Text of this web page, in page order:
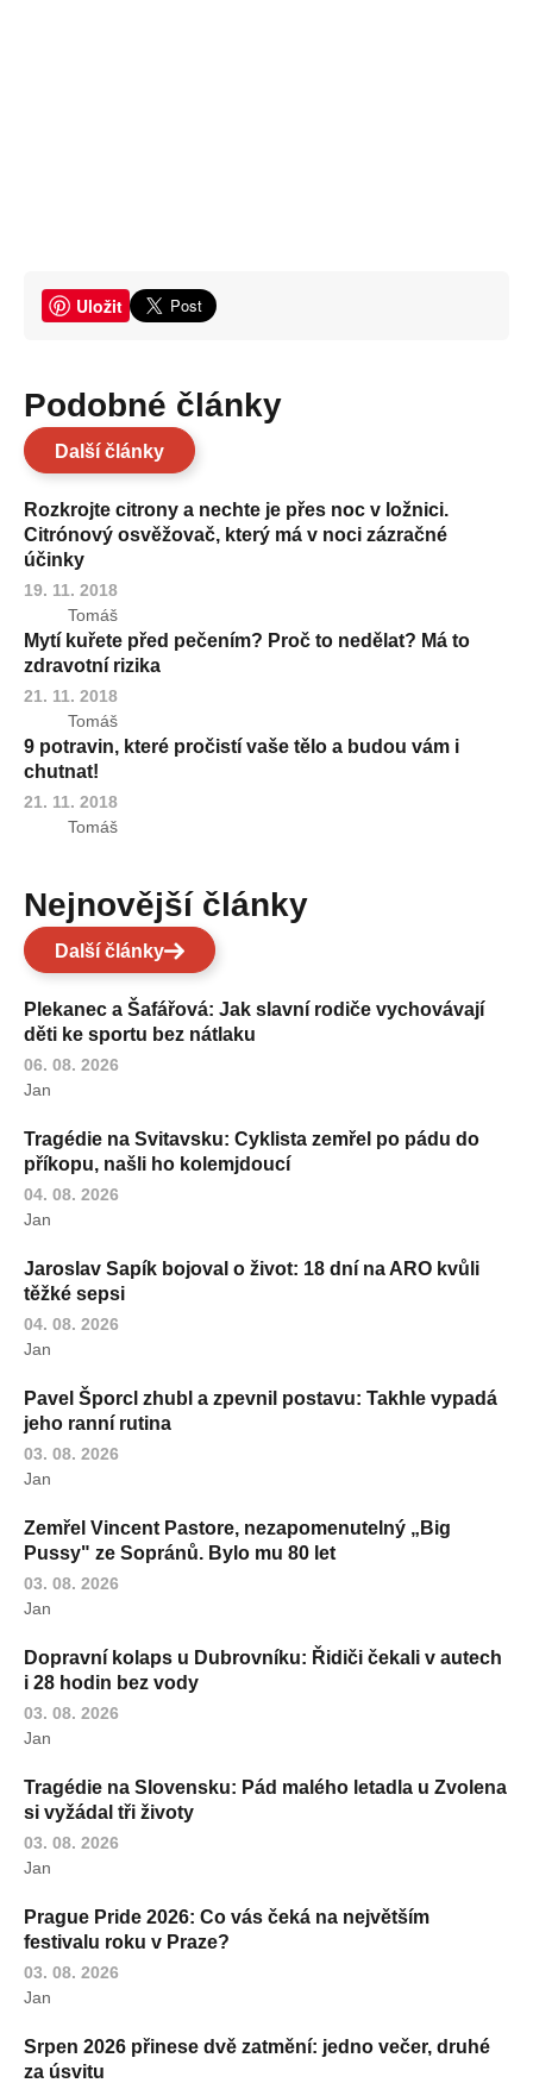
Uložit
Podobné články
Další články
Rozkrojte citrony a nechte je přes noc v ložnici.
Citrónový osvěžovač, který má v noci zázračné
účinky
19. 11. 2018
Tomáš
Mytí kuřete před pečením? Proč to nedělat? Má to
zdravotní rizika
21. 11. 2018
Tomáš
9 potravin, které pročistí vaše tělo a budou vám i
chutnat!
21. 11. 2018
Tomáš
Nejnovější články
Další články
Plekanec a Šafářová: Jak slavní rodiče vychovávají
děti ke sportu bez nátlaku
06. 08. 2026
Jan
Tragédie na Svitavsku: Cyklista zemřel po pádu do
příkopu, našli ho kolemjdoucí
04. 08. 2026
Jan
Jaroslav Sapík bojoval o život: 18 dní na ARO kvůli
těžké sepsi
04. 08. 2026
Jan
Pavel Šporcl zhubl a zpevnil postavu: Takhle vypadá
jeho ranní rutina
03. 08. 2026
Jan
Zemřel Vincent Pastore, nezapomenutelný „Big
Pussy" ze Sopránů. Bylo mu 80 let
03. 08. 2026
Jan
Dopravní kolaps u Dubrovníku: Řidiči čekali v autech
i 28 hodin bez vody
03. 08. 2026
Jan
Tragédie na Slovensku: Pád malého letadla u Zvolena
si vyžádal tři životy
03. 08. 2026
Jan
Prague Pride 2026: Co vás čeká na největším
festivalu roku v Praze?
03. 08. 2026
Jan
Srpen 2026 přinese dvě zatmění: jedno večer, druhé
za úsvitu